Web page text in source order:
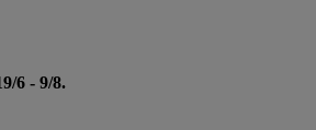
6 - 9/8.